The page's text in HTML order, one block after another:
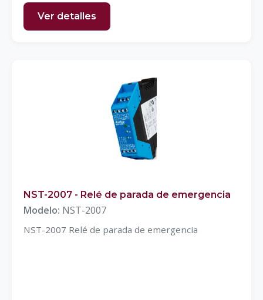
Ver detalles
NST-2007 - Relé de parada de emergencia
Modelo: NST-2007
NST-2007 Relé de parada de emergencia